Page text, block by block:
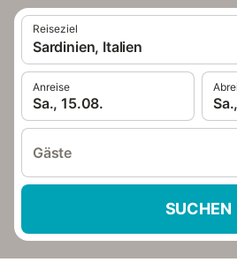
Reiseziel
Sardinien, Italien
Anreise
Sa., 15.08.
Gäste
SUCHEN